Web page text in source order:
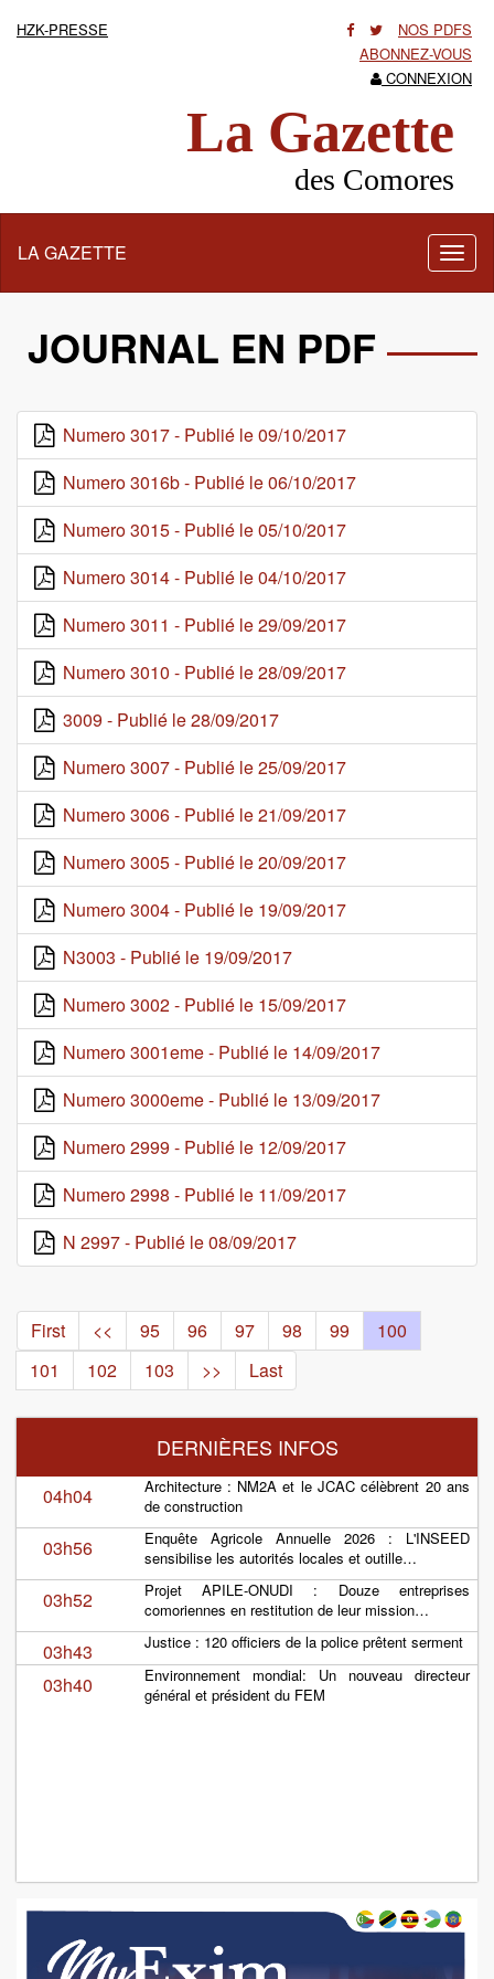
HZK-PRESSE
NOS PDFS
ABONNEZ-VOUS
CONNEXION
La Gazette
des Comores
la
LA GAZETTE
JOURNAL EN PDF
Numero 3017 - Publié le 09/10/2017
Numero 3016b - Publié le 06/10/2017
Numero 3015 - Publié le 05/10/2017
Numero 3014 - Publié le 04/10/2017
Numero 3011 - Publié le 29/09/2017
Numero 3010 - Publié le 28/09/2017
3009 - Publié le 28/09/2017
Numero 3007 - Publié le 25/09/2017
Numero 3006 - Publié le 21/09/2017
Numero 3005 - Publié le 20/09/2017
Numero 3004 - Publié le 19/09/2017
N3003 - Publié le 19/09/2017
Numero 3002 - Publié le 15/09/2017
Numero 3001eme - Publié le 14/09/2017
Numero 3000eme - Publié le 13/09/2017
Numero 2999 - Publié le 12/09/2017
Numero 2998 - Publié le 11/09/2017
N 2997 - Publié le 08/09/2017
First << 95 96 97 98 99
100
101
102 103 >> Last
DERNIÈRES INFOS
04h04
Architecture : NM2A et le JCAC célèbrent 20 ans
de construction
03h56
Enquête Agricole Annuelle 2026 : L'INSEED
sensibilise les autorités locales et outille…
03h52
Projet APILE-ONUDI : Douze entreprises
comoriennes en restitution de leur mission…
03h43 Justice : 120 officiers de la police prêtent serment
03h40
Environnement mondial: Un nouveau directeur
général et président du FEM